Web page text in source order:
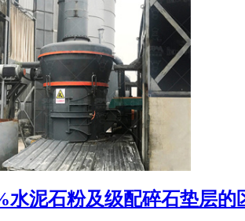
水泥石粉及级配碎石垫层的